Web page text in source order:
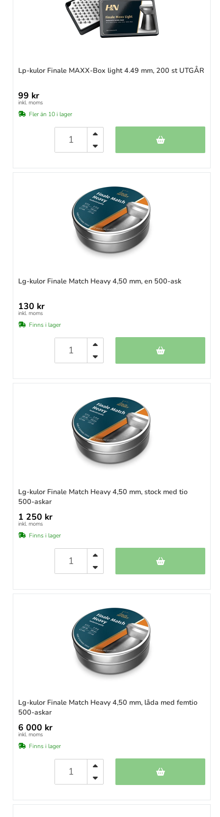
Lp-kulor Finale MAXX-Box light 4.49 mm, 200 st UTGÅR
99 kr
inkl. moms
Fler än 10 i lager
Lg-kulor Finale Match Heavy 4,50 mm, en 500-ask
130 kr
inkl. moms
Finns i lager
Lg-kulor Finale Match Heavy 4,50 mm, stock med tio
500-askar
1 250 kr
inkl. moms
Finns i lager
Lg-kulor Finale Match Heavy 4,50 mm, låda med femtio
500-askar
6 000 kr
inkl. moms
Finns i lager